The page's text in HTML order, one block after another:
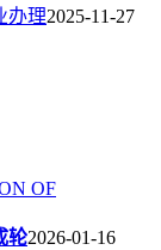
办理2025-11-27
OF
轮2026-01-16